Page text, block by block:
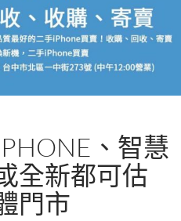
、智慧
全新都可估
門市